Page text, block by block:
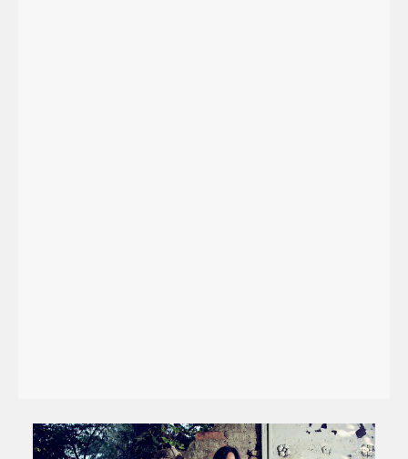
“O man, learn to dance, or else the angels in heaven will not know what to